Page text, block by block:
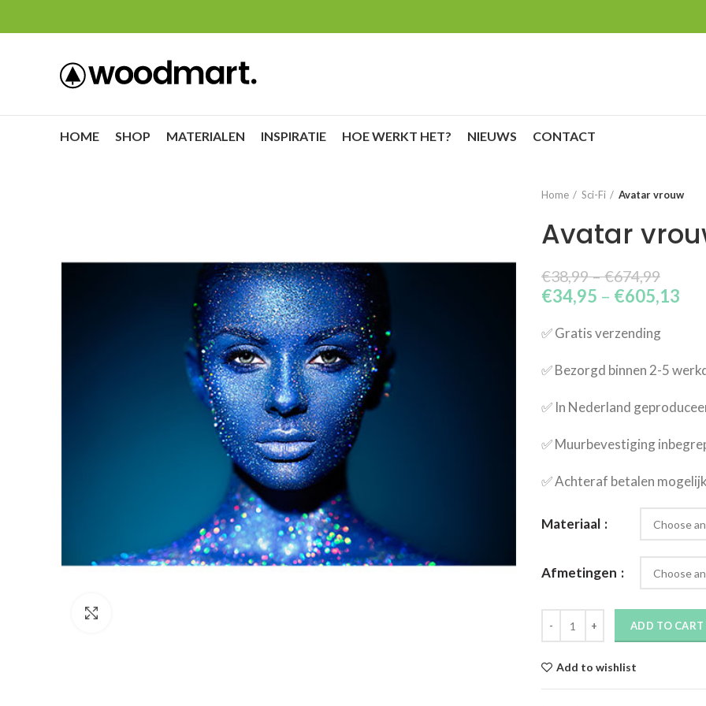
HOME SHOP MATERIALEN INSPIRATIE HOE WERKT HET? NIEUWS CONTACT
Home Sci-Fi Avatar vrouw
Avatar
€38,99–€674,99
€34,95 – €605,13
✅​ Gratis verzending
✅​ Bezorgd binnen 2-5
✅​ In Nederland
✅​ Muurbevestiging
✅​ Achteraf betalen mogelijk
Materiaal
Afmetingen
ADD TO CART
Add to wishlist